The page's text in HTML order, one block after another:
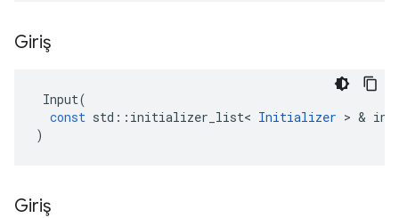
Giriş
Input(
const std :: initializer_list< Initializer > &
)
Giriş